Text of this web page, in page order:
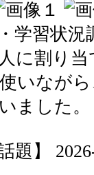
学習状
に割り
いなが
ました。
題】